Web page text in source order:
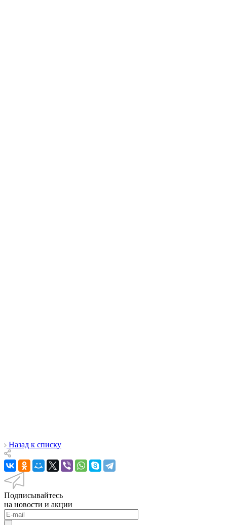
Назад к списку
Подписывайтесь
на новости и акции